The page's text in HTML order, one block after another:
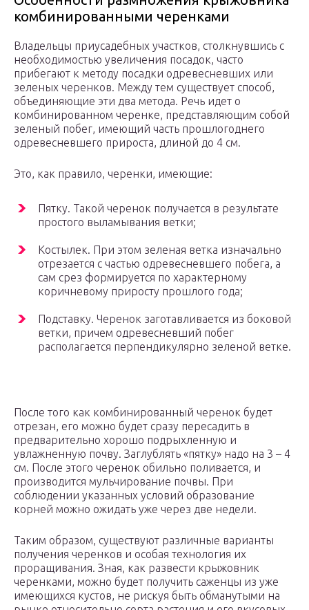
комбинированными черенками
Владельцы приусадебных участков, столкнувшись с
необходимостью увеличения посадок, часто
прибегают к методу посадки одревесневших или
зеленых черенков. Между тем существует способ,
объединяющие эти два метода. Речь идет о
комбинированном черенке, представляющим собой
зеленый побег, имеющий часть прошлогоднего
одревесневшего прироста, длиной до 4 см.
Это, как правило, черенки, имеющие:
Пятку. Такой черенок получается в результате
простого выламывания ветки;
Костылек. При этом зеленая ветка изначально
отрезается с частью одревесневшего побега, а
сам срез формируется по характерному
коричневому приросту прошлого года;
Подставку. Черенок заготавливается из боковой
ветки, причем одревесневший побег
располагается перпендикулярно зеленой ветке.
После того как комбинированный черенок будет
отрезан, его можно будет сразу пересадить в
предварительно хорошо подрыхленную и
увлажненную почву. Заглублять «пятку» надо на 3 – 4
см. После этого черенок обильно поливается, и
производится мульчирование почвы. При
соблюдении указанных условий образование
корней можно ожидать уже через две недели.
Таким образом, существуют различные варианты
получения черенков и особая технология их
проращивания. Зная, как развести крыжовник
черенками, можно будет получить саженцы из уже
имеющихся кустов, не рискуя быть обманутыми на